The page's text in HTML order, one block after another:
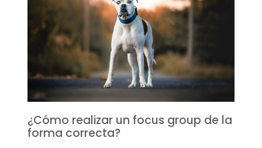
¿Cómo realizar un focus group de la
forma correcta?